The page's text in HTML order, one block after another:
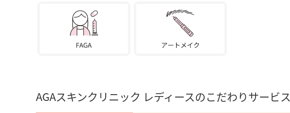
AGAスキンクリニック レディースのこだわりサービス